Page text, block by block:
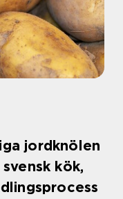
jordknölen
kök,